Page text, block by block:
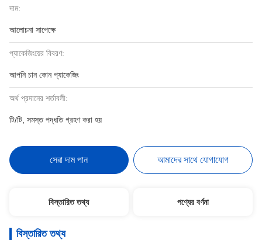
দাম:
আলোচনা সাপেক্ষে
প্যাকেজিংয়ের বিবরণ:
আপনি চান কোন প্যাকেজিং
অর্থ প্রদানের শর্তাবলী:
টি/টি, সমস্ত পদ্ধতি গ্রহণ করা হয়
সেরা দাম পান আমাদের সাথে যোগাযোগ
বিস্তারিত তথ্য পণ্যের বর্ণনা
বিস্তারিত তথ্য